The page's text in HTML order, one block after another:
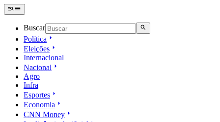
Buscar
Política
Eleições
Internacional
Nacional
Agro
Infra
Esportes
Economia
CNN Money